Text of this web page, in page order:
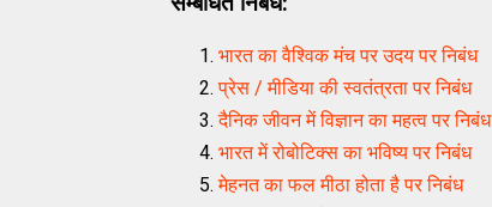
भारत का वैश्विक मंच पर उदय पर निबंध
प्रेस / मीडिया की स्वतंत्रता पर निबंध
दैनिक जीवन में विज्ञान का महत्व पर निबंध
भारत में रोबोटिक्स का भविष्य पर निबंध
मेहनत का फल मीठा होता है पर निबंध